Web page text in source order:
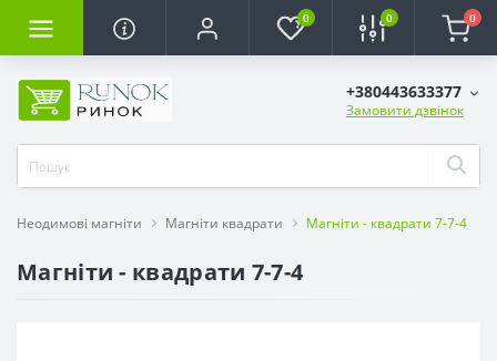
0 0 0
+380443633377
Замовити дзвінок
Неодимові магніти Магніти квадрати Магніти - квадрати 7-7-4
Магніти - квадрати 7-7-4